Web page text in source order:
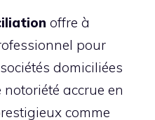
offre à
pour
domiciliées
accrue en
comme